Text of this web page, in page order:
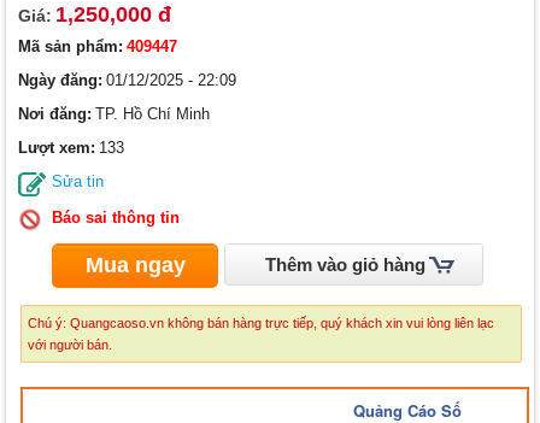
Giá: 1,250,000 đ
Mã sản phẩm: 409447
Ngày đăng: 01/12/2025 - 22:09
Nơi đăng: TP. Hồ Chí Minh
Lượt xem: 133
Sửa tin
Báo sai thông tin
Mua ngay Thêm vào giỏ hàng
Chú ý: Quangcaoso.vn không bán hàng trực tiếp, quý khách xin vui lòng liên lạc
với người bán.
Quảng Cáo Số